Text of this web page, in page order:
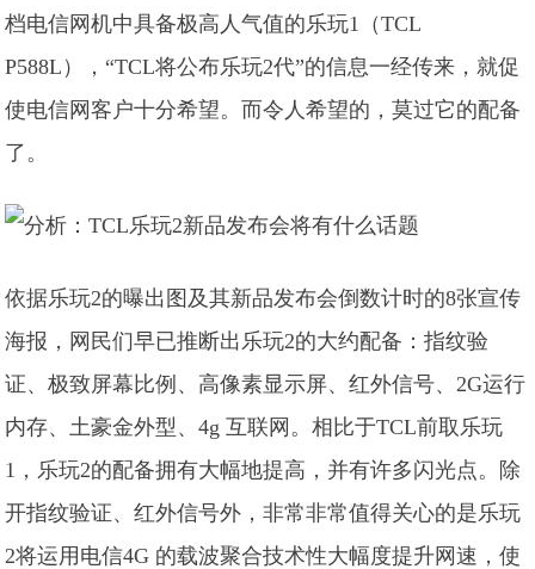
档电信网机中具备极高人气值的乐玩1（TCL
P588L），“TCL将公布乐玩2代”的信息一经传来，就促
使电信网客户十分希望。而令人希望的，莫过它的配备
了。
依据乐玩2的曝出图及其新品发布会倒数计时的8张宣传
海报，网民们早已推断出乐玩2的大约配备：指纹验
证、极致屏幕比例、高像素显示屏、红外信号、2G运行
内存、土豪金外型、4g 互联网。相比于TCL前取乐玩
1，乐玩2的配备拥有大幅地提高，并有许多闪光点。除
开指纹验证、红外信号外，非常非常值得关心的是乐玩
2将运用电信4G 的载波聚合技术性大幅度提升网速，使